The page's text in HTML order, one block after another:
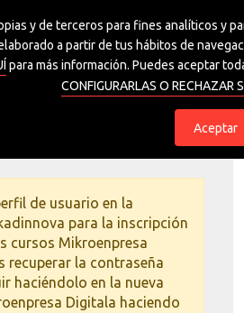
eu es
de usuario en la
para la inscripción
cursos Mikroenpresa
recuperar la contraseña
haciéndolo en la nueva
Digitala haciendo
y de terceros para fines analíticos y
a partir de tus hábitos de
para más información. Puedes aceptar
CONFIGURARLAS O RECHAZAR
Aceptar